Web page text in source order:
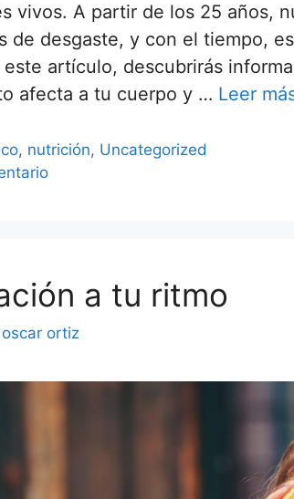
vivos. A partir de los 25 años,
de desgaste, y con el tiempo,
artículo, descubrirás
afecta a tu cuerpo y … Leer
, nutrición, Uncategorized
a tu ritmo
oscar ortiz